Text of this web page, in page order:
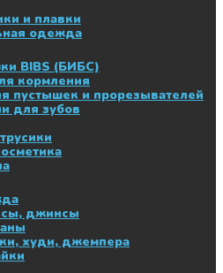
и плавки
одежда
BIBS (БИБС)
кормления
пустышек и прорезывателей
для зубов
джинсы
худи, джемпера